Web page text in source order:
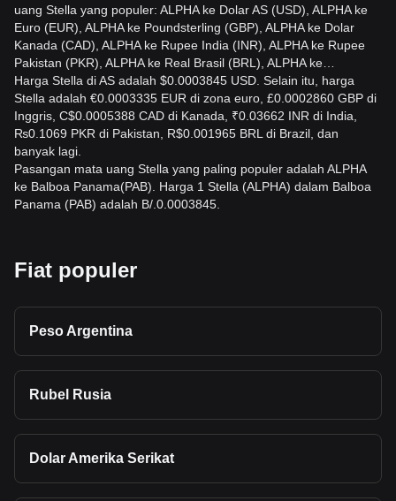
uang Stella yang populer: ALPHA ke Dolar AS (USD), ALPHA ke
Euro (EUR), ALPHA ke Poundsterling (GBP), ALPHA ke Dolar
Kanada (CAD), ALPHA ke Rupee India (INR), ALPHA ke Rupee
Pakistan (PKR), ALPHA ke Real Brasil (BRL), ALPHA ke…
Harga Stella di AS adalah $0.0003845 USD. Selain itu, harga
Stella adalah €0.0003335 EUR di zona euro, £0.0002860 GBP di
Inggris, C$0.0005388 CAD di Kanada, ₹0.03662 INR di India,
₨0.1069 PKR di Pakistan, R$0.001965 BRL di Brazil, dan
banyak lagi.
Pasangan mata uang Stella yang paling populer adalah ALPHA
ke Balboa Panama(PAB). Harga 1 Stella (ALPHA) dalam Balboa
Panama (PAB) adalah B/.0.0003845.
Fiat populer
Peso Argentina
Rubel Rusia
Dolar Amerika Serikat